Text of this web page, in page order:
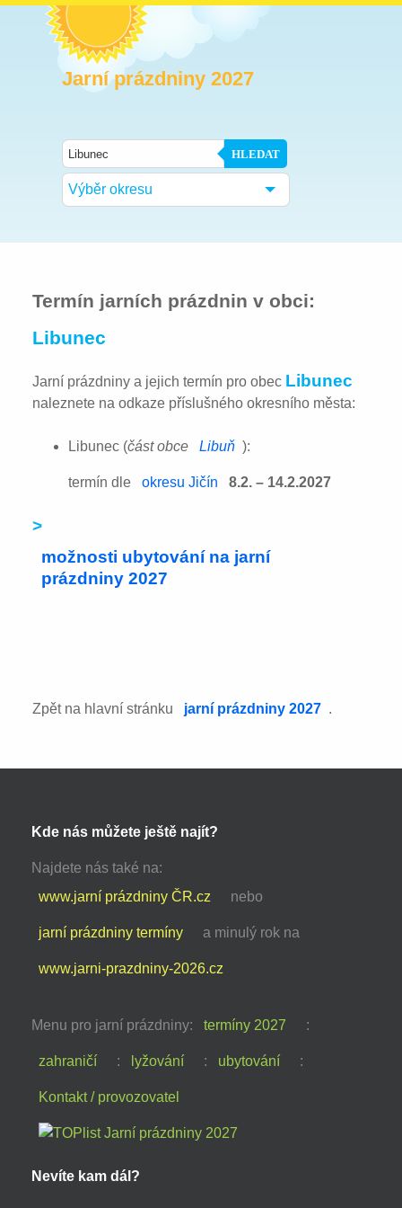
Jarní prázdniny 2027
HLEDAT
Výběr okresu
Termín jarních prázdnin v obci:
Libunec
Jarní prázdniny a jejich termín pro obec Libunec
naleznete na odkaze příslušného okresního města:
Libunec (část obce Libuň ):
termín dle okresu Jičín 8.2. – 14.2.2027
>
možnosti ubytování na jarní
prázdniny 2027
Zpět na hlavní stránku jarní prázdniny 2027 .
Kde nás můžete ještě najít?
Najdete nás také na:
www.jarní prázdniny ČR.cz
nebo
jarní prázdniny termíny a minulý rok na
www.jarni-prazdniny-2026.cz
Menu pro jarní prázdniny: termíny 2027 :
zahraničí : lyžování : ubytování :
Kontakt / provozovatel
Nevíte kam dál?